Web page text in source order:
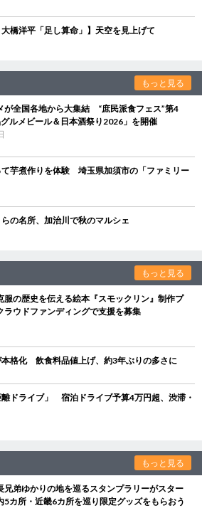
大橋洋平「足し算命」】天空を見上げて
もっと見る
が全国各地から大集結 “庶民派食フェス”第4
ルメビール＆日本酒祭り2026」を開催
芋煮作りを体験 埼玉県加須市の「ファミリー
の名所、加治川で秋のマルシェ
もっと見る
服の歴史を伝える絵本『スモックリン』制作プ
ウドファンディングで支援を募集
本格化 飲食料品値上げ、約3年ぶりの多さに
ドライブ」 宿泊ドライブ予算4万円超、渋滞・
もっと見る
兄弟ゆかりの地を巡るスタンプラリーがスター
カ所・近畿6カ所を巡り限定グッズをもらおう